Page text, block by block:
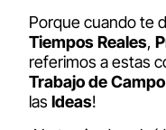
Porque cuando te
Tiempos Reales,
referimos a estas
Trabajo de Campo
las Ideas!